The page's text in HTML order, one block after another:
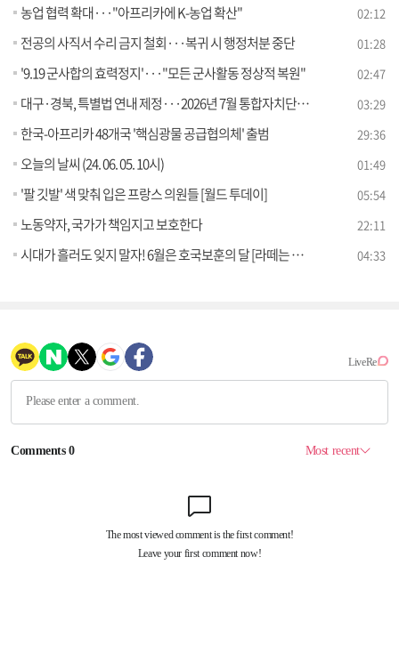
농업 협력 확대···"아프리카에 K-농업 확산" 02:12
전공의 사직서 수리 금지 철회···복귀 시 행정처분 중단 01:28
'9.19 군사합의 효력정지'···"모든 군사활동 정상적 복원" 02:47
대구·경북, 특별법 연내 제정···2026년 7월 통합자치단체 출범 03:29
한국-아프리카 48개국 '핵심광물 공급협의체' 출범 29:36
오늘의 날씨 (24. 06. 05. 10시) 01:49
'팔 깃발' 색 맞춰 입은 프랑스 의원들 [월드 투데이] 05:54
노동약자, 국가가 책임지고 보호한다 22:11
시대가 흘러도 잊지 말자! 6월은 호국보훈의 달 [라떼는 뉴우스] 04:33